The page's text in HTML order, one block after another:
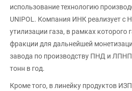
использование технологию
UNIPOL. Компания ИНК реализует с
утилизации газа, в рамках которого
фракции для дальнейшей
завода по производству ПНД и
тонн в год.
Кроме того, в линейку продуктов